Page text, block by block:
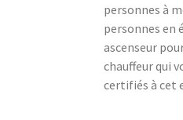
personnes à
personnes en
ascenseur
chauffeur qui
certifiés à cet